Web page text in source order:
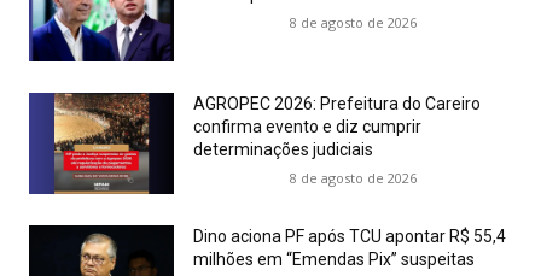
8 de agosto de 2026
AGROPEC 2026: Prefeitura do Careiro
confirma evento e diz cumprir
determinações judiciais
8 de agosto de 2026
Dino aciona PF após TCU apontar R$ 55,4
milhões em “Emendas Pix” suspeitas